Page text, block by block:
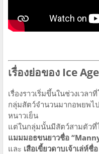
เรื่องย่อของ Ice
เรื่องราวเริ่มขึ้นในช่วงเวล
กลุ่มสัตว์จำนวนมากอพยพไ
หนาวเย็น
แต่ในกลุ่มนั้นมีสัตว์สามตัว
แมมมอธขนยาวชื่อ
และ เสือเขี้ยวดาบเจ้าเล่ห์ชื่